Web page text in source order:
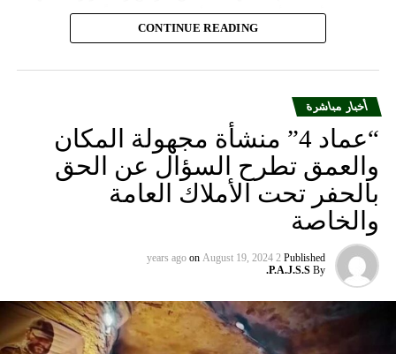
وجنودها وأصابت أهدافها بدقة وأوقعت فيهم عدداً من القتلى
CONTINUE READING
أخبار مباشرة
“عماد 4” منشأة مجهولة المكان
والعمق تطرح السؤال عن الحق
بالحفر تحت الأملاك العامة
والخاصة
Published
2 years ago
on August 19, 2024
By
P.A.J.S.S.